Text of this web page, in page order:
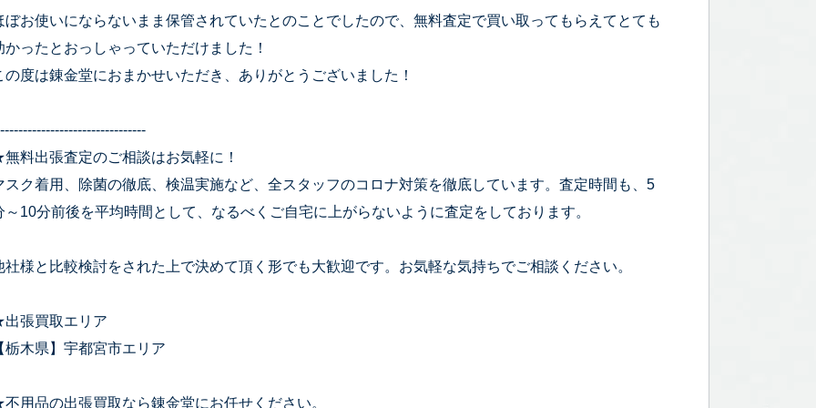
ぼお使いにならないまま保管されていたとのことでしたので、無料査定で買い取ってもらえてとても
かったとおっしゃっていただけました！
の度は錬金堂におまかせいただき、ありがとうございました！
料出張査定のご相談はお気軽に！
スク着用、除菌の徹底、検温実施など、全スタッフのコロナ対策を徹底しています。査定時間も、5
～10分前後を平均時間として、なるべくご自宅に上がらないように査定をしております。
社様と比較検討をされた上で決めて頂く形でも大歓迎です。お気軽な気持ちでご相談ください。
張買取エリア
栃木県】宇都宮市エリア
用品の出張買取なら錬金堂にお任せください。